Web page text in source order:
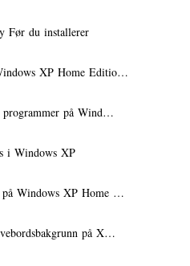
Før du installerer
XP Home Editio…
programmer på Wind…
i Windows XP
på Windows XP Home …
på X…